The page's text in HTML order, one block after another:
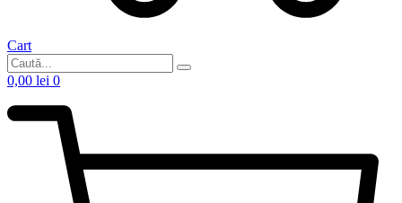
Cart
0,00 lei 0